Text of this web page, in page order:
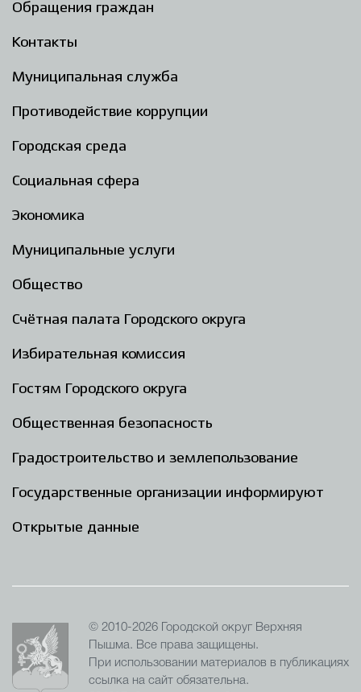
Обращения граждан
Контакты
Муниципальная служба
Противодействие коррупции
Городская среда
Социальная сфера
Экономика
Муниципальные услуги
Общество
Счётная палата Городского округа
Избирательная комиссия
Гостям Городского округа
Общественная безопасность
Градостроительство и землепользование
Государственные организации информируют
Открытые данные
© 2010-2026 Городской округ Верхняя
Пышма. Все права защищены.
При использовании материалов в публикациях
ссылка на сайт обязательна.